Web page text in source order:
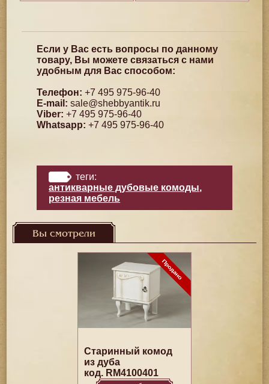
Если у Вас есть вопросы по данному
товару, Вы можете связаться с нами
удобным для Вас способом:
Телефон: +7 495 975-96-40
E-mail: sale@shebbyantik.ru
Viber: +7 495 975-96-40
Whatsapp: +7 495 975-96-40
теги:
антикварные дубовые комоды,
резная мебель
Вы смотрели
Старинный комод
из дуба
код. RM4100401